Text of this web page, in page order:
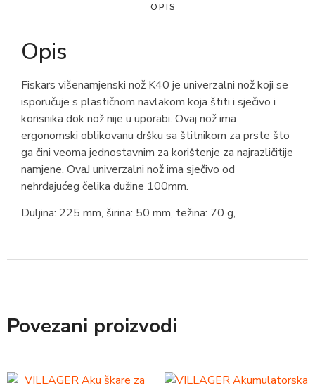
OPIS
Opis
Fiskars višenamjenski nož K40 je univerzalni nož koji se
isporučuje s plastičnom navlakom koja štiti i sječivo i
korisnika dok nož nije u uporabi. Ovaj nož ima
ergonomski oblikovanu dršku sa štitnikom za prste što
ga čini veoma jednostavnim za korištenje za najrazličitije
namjene. OvaJ univerzalni nož ima sječivo od
nehrđajućeg čelika dužine 100mm.
Duljina: 225 mm, širina: 50 mm, težina: 70 g,
Povezani proizvodi